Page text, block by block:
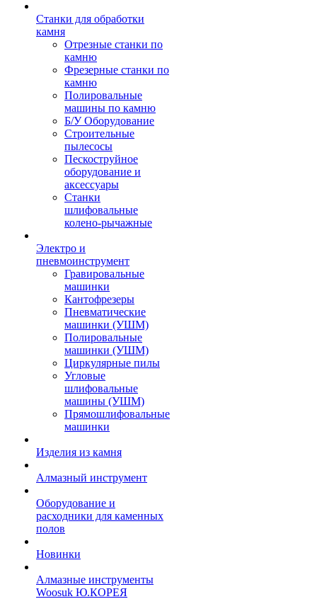
Станки для обработки
камня
Отрезные станки по
камню
Фрезерные станки по
камню
Полировальные
машины по камню
Б/У Оборудование
Строительные
пылесосы
Пескоструйное
оборудование и
аксессуары
Станки
шлифовальные
колено-рычажные
Электро и
пневмоинструмент
Гравировальные
машинки
Кантофрезеры
Пневматические
машинки (УШМ)
Полировальные
машинки (УШМ)
Циркулярные пилы
Угловые
шлифовальные
машины (УШМ)
Прямошлифовальные
машинки
Изделия из камня
Алмазный инструмент
Оборудование и
расходники для каменных
полов
Новинки
Алмазные инструменты
Woosuk Ю.КОРЕЯ